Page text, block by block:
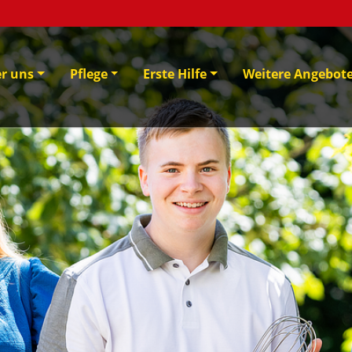
uns Pflege Erste Hilfe Weitere